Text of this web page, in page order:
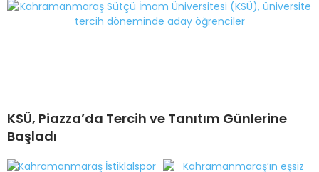
KSÜ, Piazza’da Tercih ve Tanıtım Günlerine
Başladı